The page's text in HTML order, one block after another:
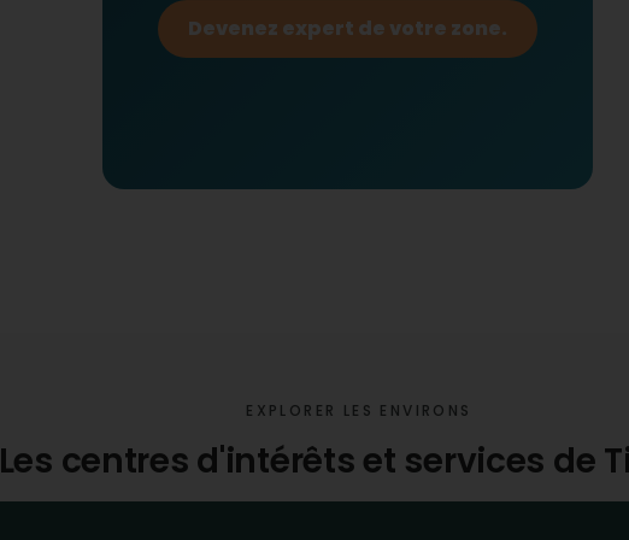
Devenez expert de votre zone.
EXPLORER LES ENVIRONS
Les centres d'intérêts et services de